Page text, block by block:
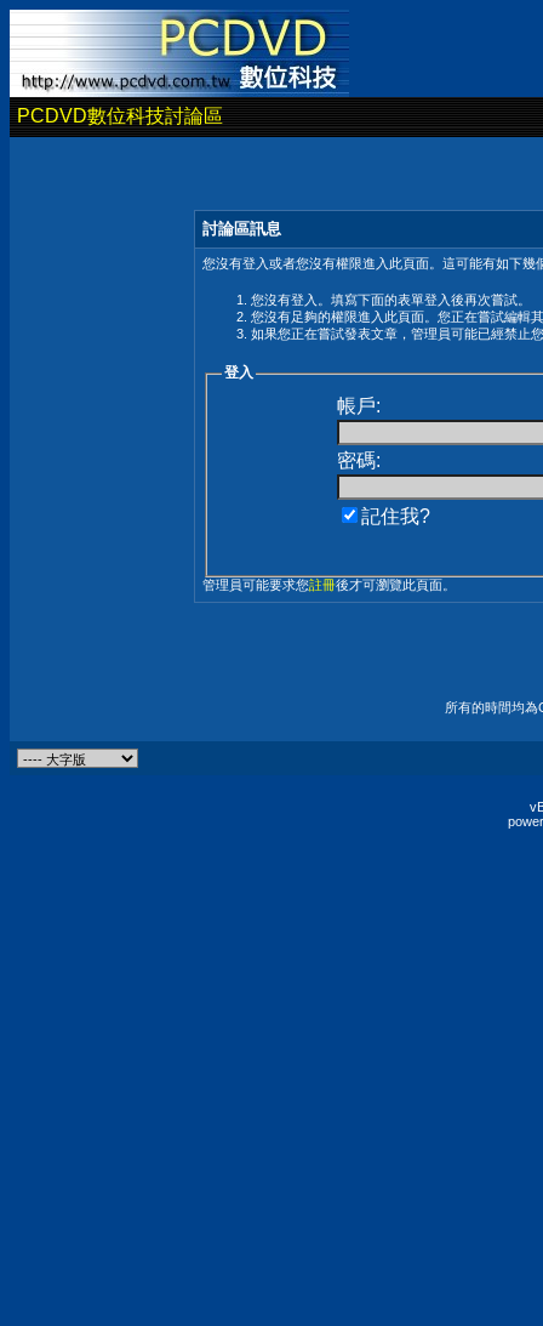
PCDVD數位科技討論區
討論區訊息
您沒有登入或者您沒有權限進入此頁面。這可能有如下幾
您沒有登入。填寫下面的表單登入後再次嘗試。
您沒有足夠的權限進入此頁面。您正在嘗試編輯
如果您正在嘗試發表文章，管理員可能已經禁止
登入
帳戶:
密碼:
記住我?
管理員可能要求您註冊後才可瀏覽此頁面。
所有的時間均為